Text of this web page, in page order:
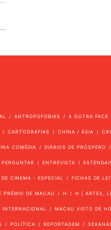
ANTROPOFOBIAS A OUTRA FACE
CARTOGRAFIAS CHINA / ÁSIA
COMÉDIA DIÁRIOS DE PRÓSPERO
ENTREVISTA
CINEMA - ESPECIAL FICHAS DE
PRÉMIO DE MACAU H H | ARTES,
INTERNACIONAL MACAU VISTO DE
POLÍTICA REPORTAGEM